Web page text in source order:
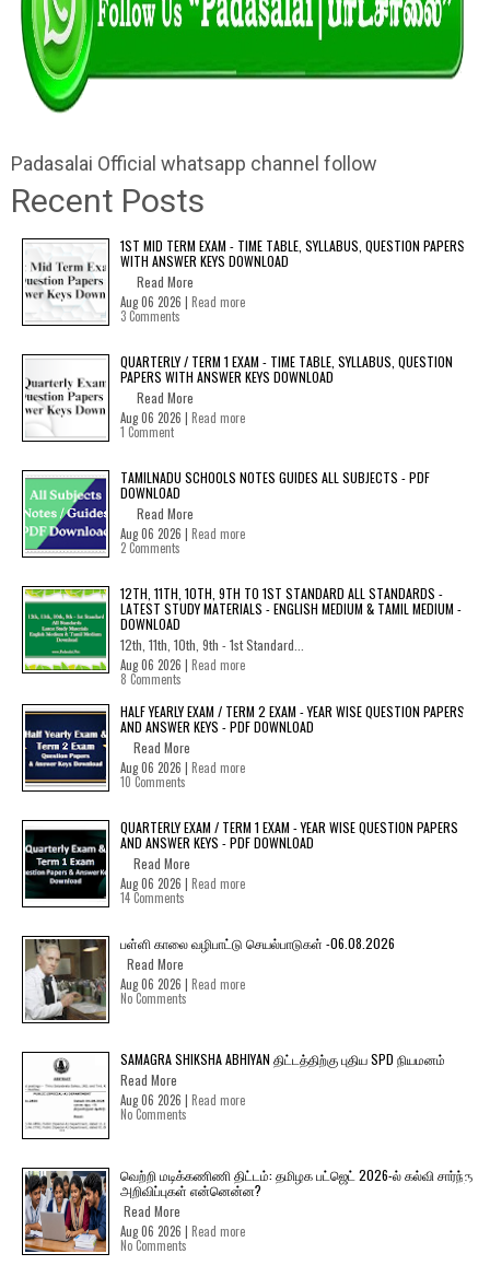
Padasalai Official whatsapp channel follow
Recent Posts
1ST MID TERM EXAM - TIME TABLE, SYLLABUS, QUESTION PAPERS
WITH ANSWER KEYS DOWNLOAD
Read More
Aug 06 2026 | Read more
3 Comments
QUARTERLY / TERM 1 EXAM - TIME TABLE, SYLLABUS, QUESTION
PAPERS WITH ANSWER KEYS DOWNLOAD
Read More
Aug 06 2026 | Read more
1 Comment
TAMILNADU SCHOOLS NOTES GUIDES ALL SUBJECTS - PDF
DOWNLOAD
Read More
Aug 06 2026 | Read more
2 Comments
12TH, 11TH, 10TH, 9TH TO 1ST STANDARD ALL STANDARDS -
LATEST STUDY MATERIALS - ENGLISH MEDIUM & TAMIL MEDIUM -
DOWNLOAD
12th, 11th, 10th, 9th - 1st Standard...
Aug 06 2026 | Read more
8 Comments
HALF YEARLY EXAM / TERM 2 EXAM - YEAR WISE QUESTION PAPERS
AND ANSWER KEYS - PDF DOWNLOAD
Read More
Aug 06 2026 | Read more
10 Comments
QUARTERLY EXAM / TERM 1 EXAM - YEAR WISE QUESTION PAPERS
AND ANSWER KEYS - PDF DOWNLOAD
Read More
Aug 06 2026 | Read more
14 Comments
பள்ளி காலை வழிபாட்டு செயல்பாடுகள் -06.08.2026
Read More
Aug 06 2026 | Read more
No Comments
SAMAGRA SHIKSHA ABHIYAN திட்டத்திற்கு புதிய SPD நியமனம்
Read More
Aug 06 2026 | Read more
No Comments
வெற்றி மடிக்கணிணி திட்டம்: தமிழக பட்ஜெட் 2026-ல் கல்வி சார்ந்த
அறிவிப்புகள் என்னென்ன?
Read More
Aug 06 2026 | Read more
No Comments